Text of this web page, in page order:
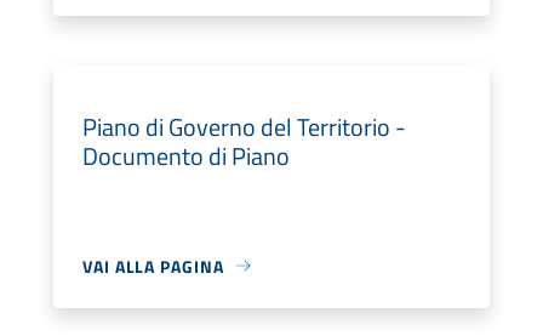
Piano di Governo del Territorio -
Documento di Piano
VAI ALLA PAGINA